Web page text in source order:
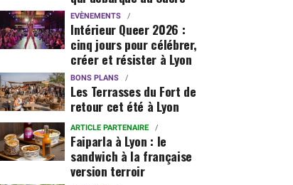
EVÈNEMENTS
Intérieur Queer 2026 :
cinq jours pour célébrer,
créer et résister à Lyon
BONS PLANS
Les Terrasses du Fort de
retour cet été à Lyon
ARTICLE PARTENAIRE
Faiparla à Lyon : le
sandwich à la française
version terroir